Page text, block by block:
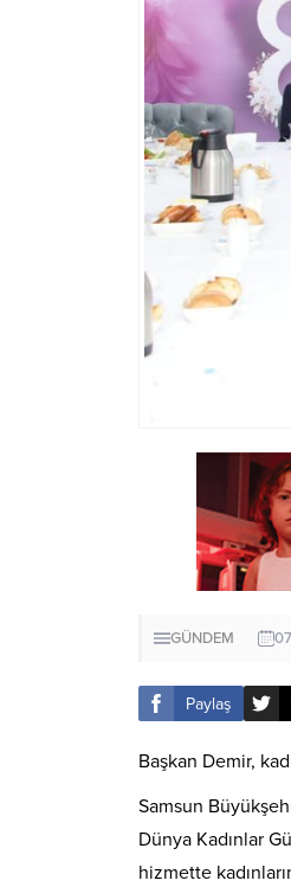
GÜNDEM
Paylaş
Başkan Demir,
Samsun
Dünya Kadınlar
hizmette